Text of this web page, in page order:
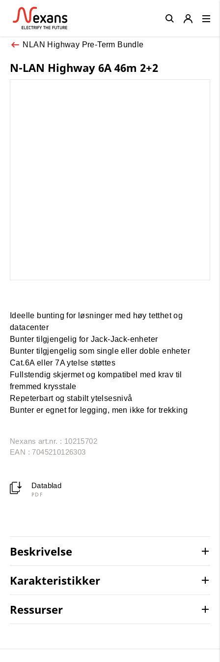
NLAN Highway Pre-Term Bundle
N-LAN Highway 6A 46m 2+2
Ideelle bunting for løsninger med høy tetthet og
datacenter
Bunter tilgjengelig for Jack-Jack-enheter
Bunter tilgjengelig som single eller doble enheter
Cat.6A eller 7A ytelse støttes
Fullstendig skjermet og kompatibel med krav til
fremmed krysstale
Repeterbart og stabilt ytelsesnivå
Bunter er egnet for legging, men ikke for trekking
Nexans art.nr. : 10215702
EAN : 7045210126303
Datablad
PDF
Beskrivelse
Karakteristikker
Ressurser
Close